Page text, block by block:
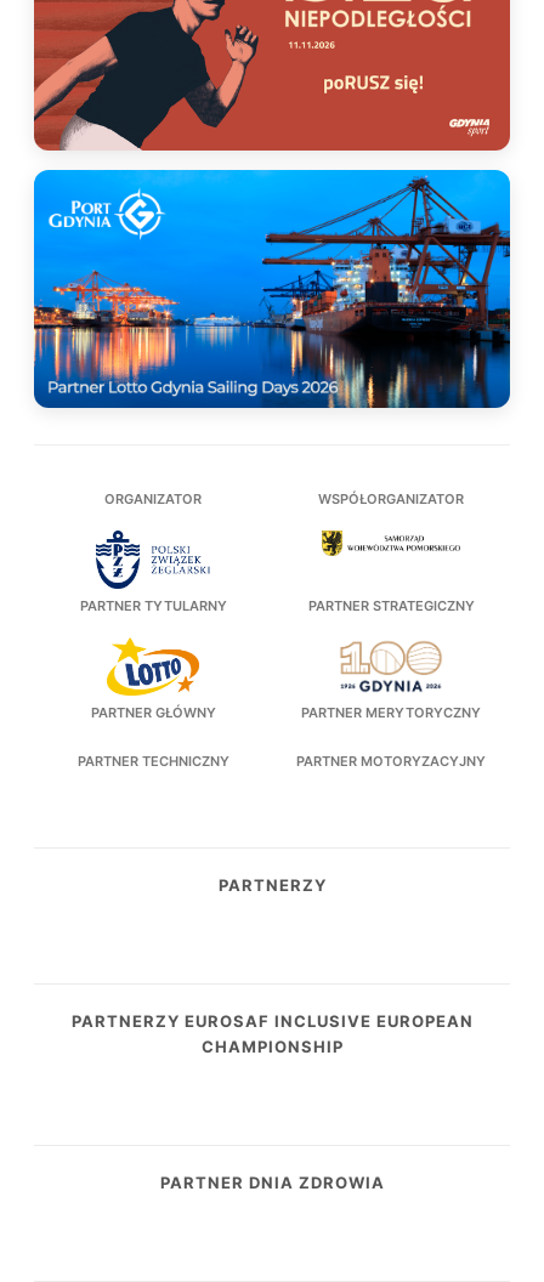
ORGANIZATOR WSPÓŁORGANIZATOR
PARTNER TYTULARNY PARTNER STRATEGICZNY
PARTNER GŁÓWNY PARTNER MERYTORYCZNY
PARTNER TECHNICZNY PARTNER MOTORYZACYJNY
PARTNERZY
PARTNERZY EUROSAF INCLUSIVE EUROPEAN
CHAMPIONSHIP
PARTNER DNIA ZDROWIA